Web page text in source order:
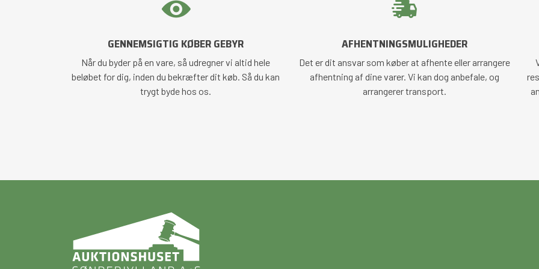
GENNEMSIGTIG KØBER GEBYR
Når du byder på en vare, så udregner vi altid hele
beløbet for dig, inden du bekræfter dit køb. Så du kan
trygt byde hos os.
AFHENTNINGSMULIGHEDER
Det er dit ansvar som køber at afhente eller arrangere
afhentning af dine varer. Vi kan dog anbefale, og
arrangerer transport.